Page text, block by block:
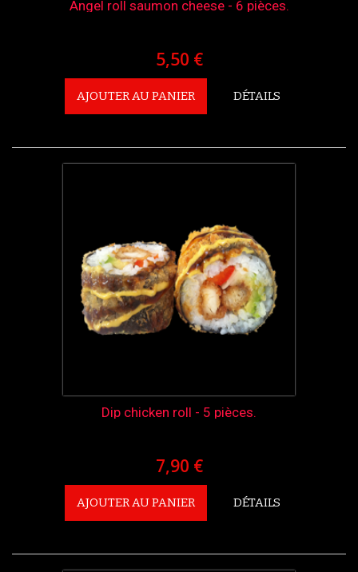
Angel roll saumon cheese - 6 pièces.
5,50 €
AJOUTER AU PANIER DÉTAILS
Dip chicken roll - 5 pièces.
7,90 €
AJOUTER AU PANIER DÉTAILS